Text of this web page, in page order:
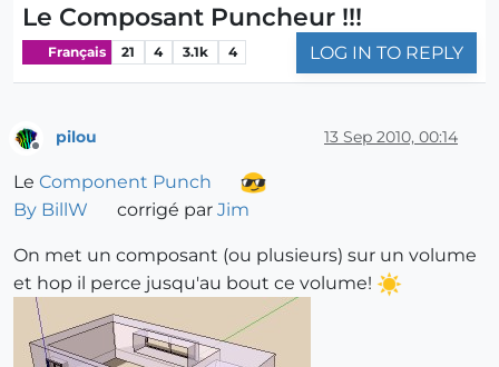
Le Composant Puncheur !!!
Français 21 4 3.1k 4 LOG IN TO REPLY
pilou 13 Sep 2010, 00:14
Le Component Punch
By BillW
corrigé par Jim
On met un composant (ou plusieurs) sur un volume
et hop il perce jusqu'au bout ce volume!